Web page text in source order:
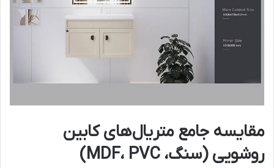
مقایسه جامع متریال‌های کابین
روشویی (سنگ، MDF، PVC)